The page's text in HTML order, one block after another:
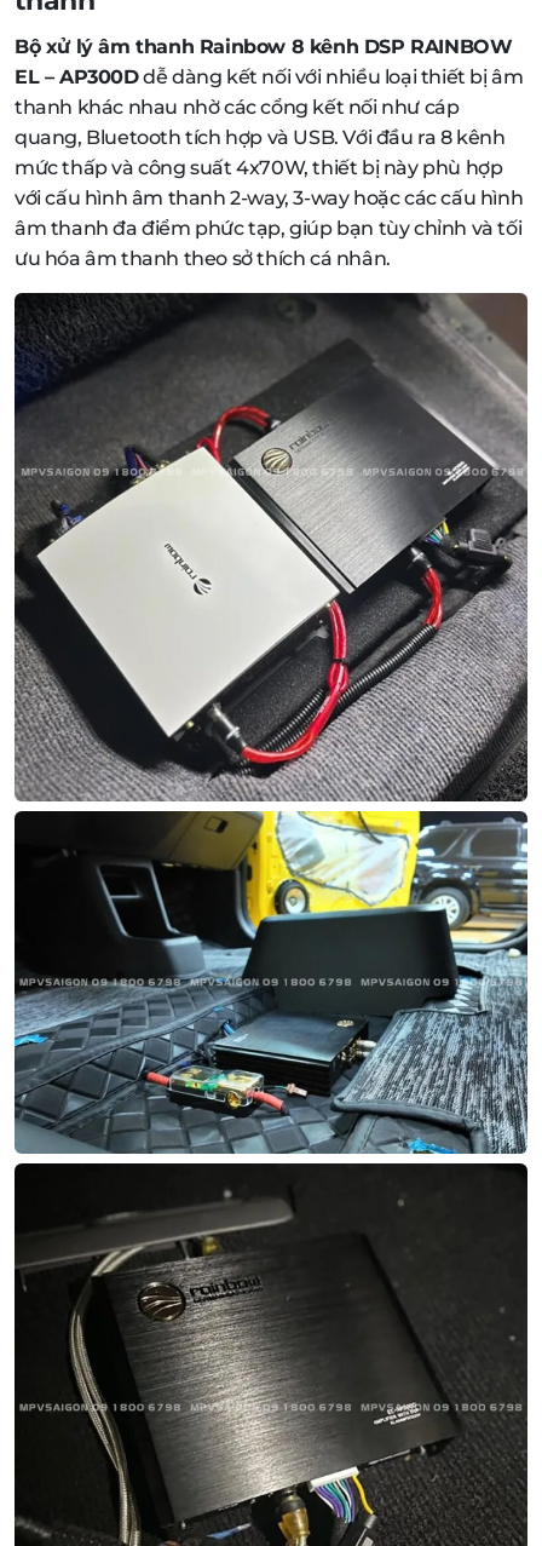
Bộ xử lý âm thanh Rainbow 8 kênh DSP RAINBOW
EL – AP300Ddễ dàng kết nối với nhiều loại thiết bị âm
thanh khác nhau nhờ các cổng kết nối như cáp
quang, Bluetooth tích hợp và USB. Với đầu ra 8 kênh
mức thấp và công suất 4x70W, thiết bị này phù hợp
với cấu hình âm thanh 2-way, 3-way hoặc các cấu hình
âm thanh đa điểm phức tạp, giúp bạn tùy chỉnh và tối
ưu hóa âm thanh theo sở thích cá nhân.